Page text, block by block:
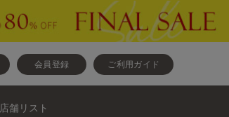
会員登録 ご利用ガイド
店舗リスト